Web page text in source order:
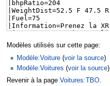
Modèles utilisés sur cette page:
Modèle:Voiture (voir la source)
Modèle:Voitures (voir la source)
Revenir à la page Voitures:TBO.